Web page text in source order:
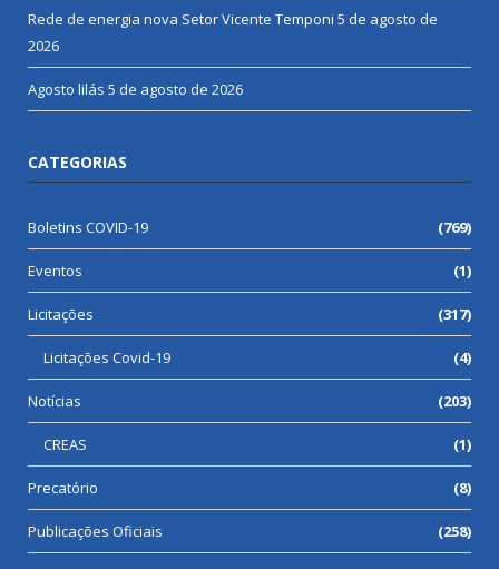
Rede de energia nova Setor Vicente Temponi 5 de agosto de
2026
Agosto lilás 5 de agosto de 2026
CATEGORIAS
Boletins COVID-19 (769)
Eventos (1)
Licitações (317)
Licitações Covid-19 (4)
Notícias (203)
CREAS (1)
Precatório (8)
Publicações Oficiais (258)